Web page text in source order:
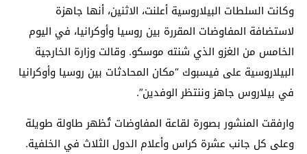
وكانت السلطات البيلاروسية أعلنت، الاثنين، أنها جاهزة
لاستضافة المفاوضات المقررة بين روسيا وأوكرانيا، في اليوم
الخامس من الغزو الذي شنته موسكو. وقالت وزارة الخارجية
البيلاروسية على فيسبوك “مكان المحادثات بين روسيا وأوكرانيا
في بيلاروس جاهز وننتظر الوفدين”.
وارفقت المنشور بصورة لقاعة المفاوضات تُظهر طاولة طويلة
وعلى كل جانب عشرة كراس وأعلام الدول الثلاث في الخلفية.